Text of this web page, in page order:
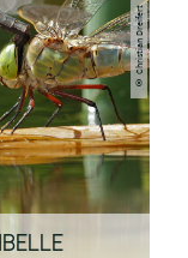
© Christian Dreifert